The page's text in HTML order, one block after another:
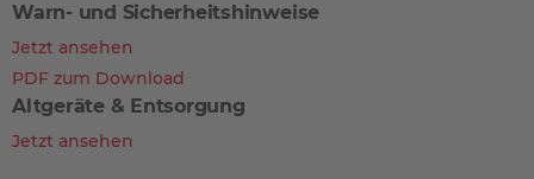
Warn- und Sicherheitshinweise
Jetzt ansehen
PDF zum Download
Altgeräte & Entsorgung
Jetzt ansehen